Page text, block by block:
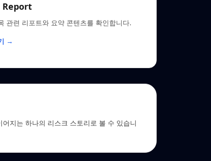
Report
관련 리포트와 요약 콘텐츠를 확인합니다.
→
는 하나의 리스크 스토리로 볼 수 있습니